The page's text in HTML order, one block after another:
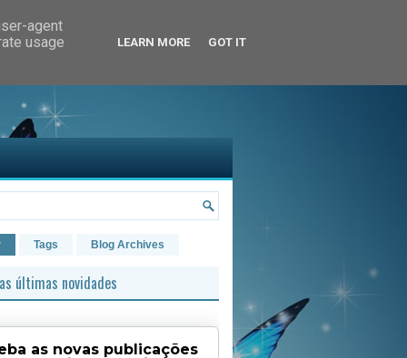
Tags Blog Archives
últimas novidades
as novas publicações
agent
usage
LEARN MORE GOT IT